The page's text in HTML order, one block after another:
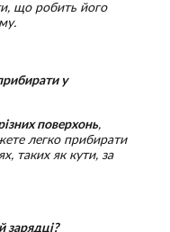
що робить його
у
поверхонь,
легко прибирати
таких як кути, за
зарядці?